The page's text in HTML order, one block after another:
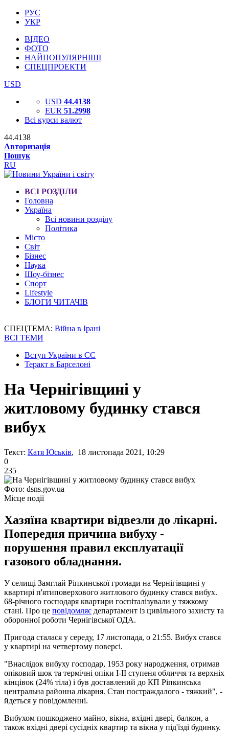
РУС
УКР
ВІДЕО
ФОТО
НАЙПОПУЛЯРНІШІ
СПЕЦПРОЕКТИ
USD
USD 44.4138
EUR 51.2998
Всі курси валют
44.4138
Авторизація
Пошук
RU
ВСІ РОЗДІЛИ
Головна
Україна
Всі новини розділу
Політика
Місто
Світ
Бізнес
Наука
Шоу-бізнес
Спорт
Lifestyle
БЛОГИ ЧИТАЧІВ
СПЕЦТЕМА: Війна в Ірані
ВСІ ТЕМИ
Вступ України в ЄС
Теракт в Барселоні
На Чернігівщині у
житловому будинку стався
вибух
Текст: Катя Юськів, 18 листопада 2021, 10:29
0
235
Фото: dsns.gov.ua
Місце події
Хазяїна квартири відвезли до лікарні.
Попередня причина вибуху -
порушення правил експлуатації
газового обладнання.
У селищі Замглай Ріпкинської громади на Чернігівщині у
квартирі п'ятиповерхового житлового будинку стався вибух.
68-річного господаря квартири госпіталізували у тяжкому
стані. Про це повідомляє департамент із цивільного захисту та
оборонної роботи Чернігівської ОДА.
Пригода сталася у середу, 17 листопада, о 21:55. Вибух стався
у квартирі на четвертому поверсі.
"Внаслідок вибуху господар, 1953 року народження, отримав
опіковий шок та термічні опіки І-ІІ ступеня обличчя та верхніх
кінцівок (24% тіла) і був доставлений до КП Ріпкинська
центральна районна лікарня. Стан постраждалого - тяжкий", -
йдеться у повідомленні.
Вибухом пошкоджено майно, вікна, вхідні двері, балкон, а
також вхідні двері сусідніх квартир та вікна у під'їзді будинку.